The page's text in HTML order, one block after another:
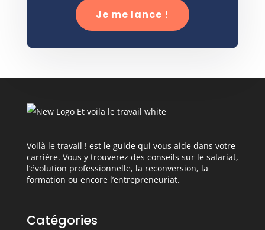
Je me lance !
Voilà le travail ! est le guide qui vous aide dans votre
carrière. Vous y trouverez des conseils sur le salariat,
l’évolution professionnelle, la reconversion, la
formation ou encore l’entrepreneuriat.
Catégories